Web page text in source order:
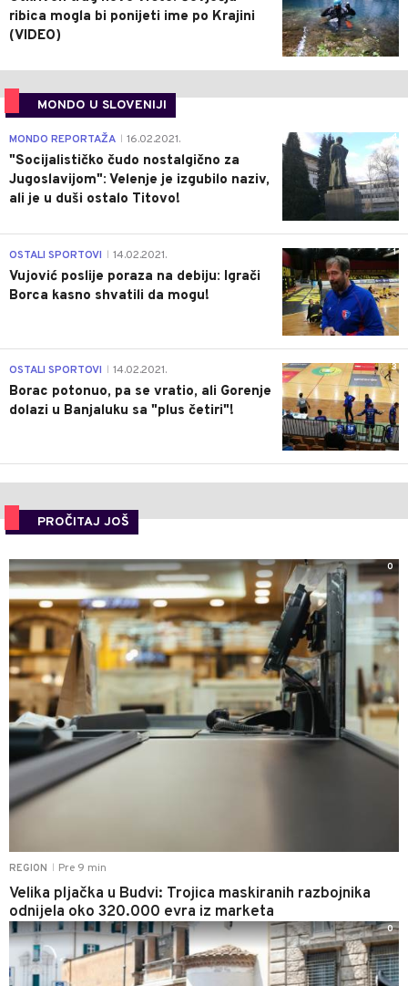
ribica mogla bi ponijeti ime po Krajini
(VIDEO)
MONDO U SLOVENIJI
4
MONDO REPORTAŽA 16.02.2021.
"Socijalističko čudo nostalgično za
Jugoslavijom": Velenje je izgubilo naziv,
ali je u duši ostalo Titovo!
1
OSTALI SPORTOVI 14.02.2021.
Vujović poslije poraza na debiju: Igrači
Borca kasno shvatili da mogu!
3
OSTALI SPORTOVI 14.02.2021.
Borac potonuo, pa se vratio, ali Gorenje
dolazi u Banjaluku sa "plus četiri"!
PROČITAJ JOŠ
REGION Pre 9 min
Velika pljačka u Budvi: Trojica maskiranih razbojnika
odnijela oko 320.000 evra iz marketa
0
0